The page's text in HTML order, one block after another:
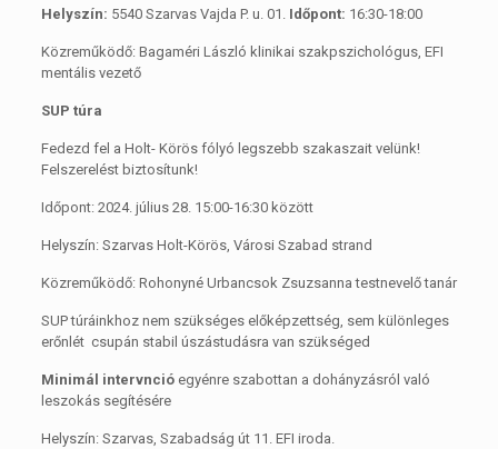
Helyszín: 5540 Szarvas Vajda P. u. 01. Időpont: 16:30-18:00
Közreműködő: Bagaméri László klinikai szakpszichológus, EFI
mentális vezető
SUP túra
Fedezd fel a Holt- Körös fólyó legszebb szakaszait velünk!
Felszerelést biztosítunk!
Időpont: 2024. július 28. 15:00-16:30 között
Helyszín: Szarvas Holt-Körös, Városi Szabad strand
Közreműködő: Rohonyné Urbancsok Zsuzsanna testnevelő tanár
SUP túráinkhoz nem szükséges előképzettség, sem különleges
erőnlét csupán stabil úszástudásra van szükséged
Minimál intervncióegyénre szabottan a dohányzásról való
leszokás segítésére
Helyszín: Szarvas, Szabadság út 11. EFI iroda.